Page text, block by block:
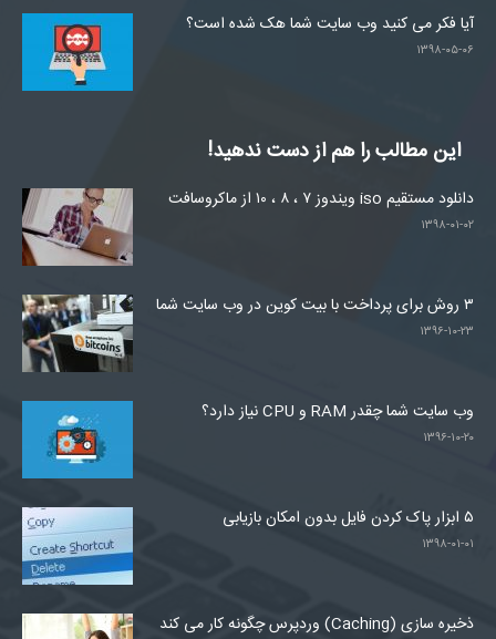
آیا فکر می کنید وب سایت شما هک شده است؟
۱۳۹۸-۰۵-۰۶
این مطالب را هم از دست ندهید!
دانلود مستقیم iso ویندوز ۷ ، ۸ ، ۱۰ از ماکروسافت
۱۳۹۸-۰۱-۰۲
۳ روش برای پرداخت با بیت کوین در وب سایت شما
۱۳۹۶-۱۰-۲۳
وب سایت شما چقدر RAM و CPU نیاز دارد؟
۱۳۹۶-۱۰-۲۰
۵ ابزار پاک کردن فایل بدون امکان بازیابی
۱۳۹۸-۰۱-۰۱
ذخیره سازی (Caching) وردپرس چگونه کار می کند